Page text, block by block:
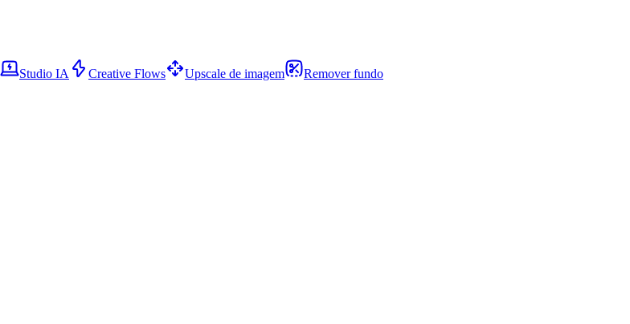
Studio IA Creative Flows Upscale de imagem
Remover fundo